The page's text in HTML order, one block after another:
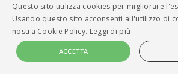
Questo sito utilizza cookies per migliorare
Usando questo sito acconsenti all'utilizzo di
nostra Cookie Policy. Leggi di più
ACCETTA